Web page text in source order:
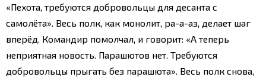
«Пехота, требуются добровольцы для десанта с
самолёта». Весь полк, как монолит, ра-а-аз, делает шаг
вперёд. Командир помолчал, и говорит: «А теперь
неприятная новость. Парашютов нет. Требуются
добровольцы прыгать без парашюта». Весь полк снова,